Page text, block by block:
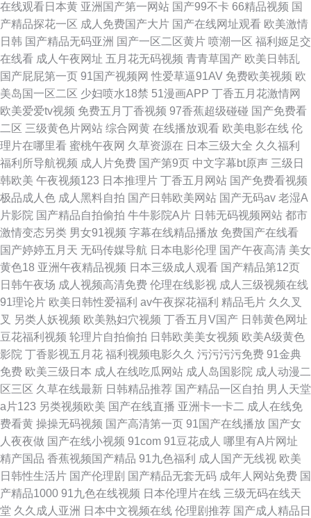
在线观看日本黄 亚洲国产第一网站 国产99不卡 66精品视频 国
产精品探花一区 成人免费国产大片 国产在线网址观看 欧美激情
日韩 国产精品无码亚洲 国产一区二区黄片 喷潮一区 福利姬足交
在线看 成人午夜网址 五月花无码视频 青青草国产 欧美日韩乱
国产屁屁第一页 91国产视频网 性爱草逼91AV 免费欧美视频 欧
美岛国一区二区 少妇喷水18禁 51漫画APP 丁香五月花激情网
欧美爱爱tv视频 免费五月丁香视频 97香蕉超级碰碰 国产免费看
二区 三级黄色片网站 综合网黄 在线播放观看 欧美电影在线 伦
理片在哪里看 蜜桃午夜网 久草资源在 日本三级大全 久久福利
福利所导航视频 成人片免费 国产第9页 中文字幕bt原声 三级日
韩欧美 午夜视频123 日本推理片 丁香五月网站 国产免费看视频
极品成人色 成人黑料自拍 国产日韩欧美网站 国产无码av 老湿A
片影院 国产精品自拍偷拍 牛牛影院A片 日韩无码视频网站 都市
激情变态另类 男女91视频 字幕在线精品播放 免费国产在线看
国产婷婷五月天 无码传媒导航 日本电影伦理 国产午夜高清 美女
黄色18 亚洲午夜精品视频 日本三级成人观看 国产精品第12页
日韩午夜场 成人视频高清免费 伦理在线影视 成人三级视频在线
91理论片 欧美日韩性爱福利 av午夜探花福利 精品毛片 久久叉
叉 另类人妖视频 欧美熟妇穴视频 丁香五月V国产 日韩黄色网址
豆花福利视频 轮理片自拍偷拍 日韩欧美美女视频 欧美A级黄色
影院 丁香影视五月花 福利视频电影久久 污污污污免费 91金典
免费 欧美三级日本 成人在线吃瓜网站 成人岛国影院 成人动漫二
区三区 久草在线最新 日韩精品推荐 国产精品一区自拍 男人天堂
a片123 另类视频欧美 国产在线直播 亚洲卡一卡二 成人在线免
费看黄 操操无码视频 国产高清第一页 91国产在线播放 国产女
人夜夜做 国产在线小视频 91com 91豆花成人 哪里有A片网址
精产国品 香蕉视频国产精品 91九色福利 成人国产无线视 欧美
日韩性生活片 国产伦理剧 国产精品无套无码 成年人网站免费 国
产精品1000 91九色在线视频 日本伦理片在线 三级无码在线天
堂 久久成人亚洲 日本中文视频在线 伦理剧推荐 国产成人精品日